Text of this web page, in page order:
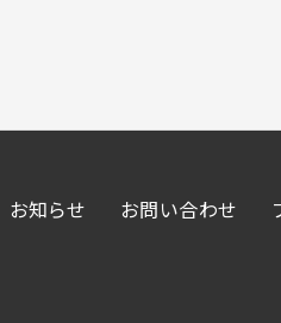
お知らせ お問い合わせ